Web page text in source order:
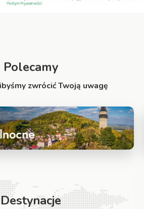
Polecamy
zwrócić Twoją uwagę
Destynacje